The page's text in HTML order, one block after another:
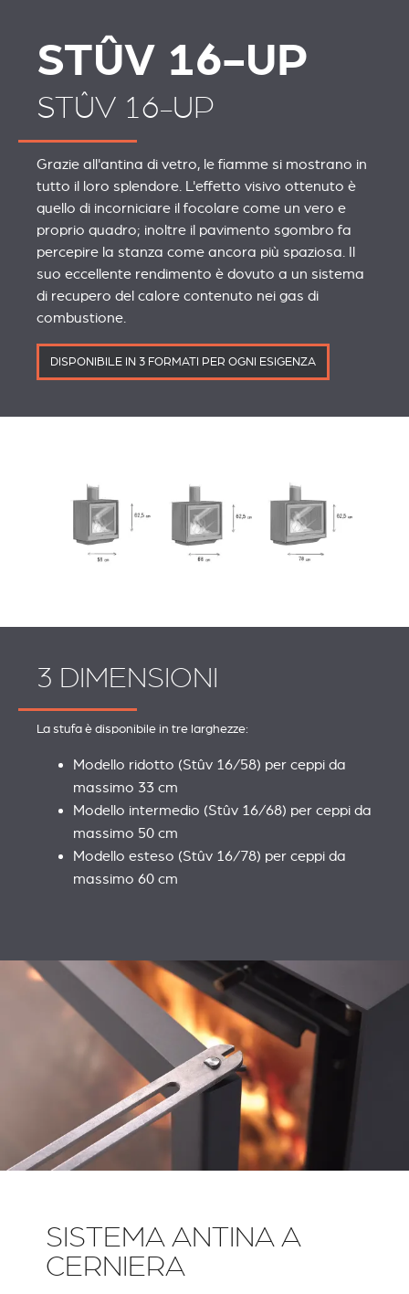
STÛV 16-UP
STÛV 16-UP
Grazie all'antina di vetro, le fiamme si mostrano in
tutto il loro splendore. L'effetto visivo ottenuto è
quello di incorniciare il focolare come un vero e
proprio quadro; inoltre il pavimento sgombro fa
percepire la stanza come ancora più spaziosa. Il
suo eccellente rendimento è dovuto a un sistema
di recupero del calore contenuto nei gas di
combustione.
DISPONIBILE IN 3 FORMATI PER OGNI ESIGENZA
3 DIMENSIONI
La stufa è disponibile in tre larghezze:
Modello ridotto (Stûv 16/58) per ceppi da
massimo 33 cm
Modello intermedio (Stûv 16/68) per ceppi da
massimo 50 cm
Modello esteso (Stûv 16/78) per ceppi da
massimo 60 cm
SISTEMA ANTINA A
CERNIERA